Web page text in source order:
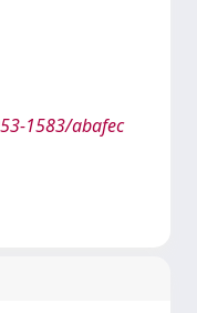
1583/abafec